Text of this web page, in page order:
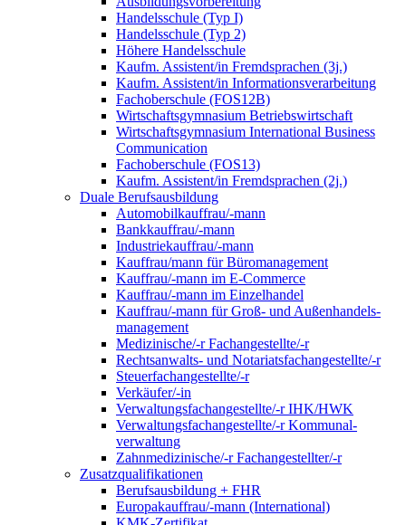
Handelsschule (Typ I)
Handelsschule (Typ 2)
Höhere Handelsschule
Kaufm. Assistent/in­ Fremdsprachen (3j.)
Kaufm. Assistent/in Informationsverarbeitung
Fachoberschule (FOS12B)
Wirtschaftsgymnasium Betriebswirtschaft
Wirtschaftsgymnasium International Business
Communication
Fachoberschule (FOS13)
Kaufm. Assistent/in Fremdsprachen (2j.)
Duale Berufsausbildung
Automobilkauffrau/-mann
Bankkauffrau/-mann
Industriekauffrau/-mann
Kauffrau/mann für Büromanagement
Kauffrau/-mann im E-Commerce
Kauffrau/-mann im Einzelhandel
Kauffrau/-mann für Groß- und Außen­handels­
manage­ment
Medizinische/-r Fachangestellte/-r
Rechtsanwalts- und Notariatsfachangestellte/-r
Steuerfachangestellte/-r
Verkäufer/-in
Verwaltungs­fach­angestellte/-r IHK/HWK
Verwaltungsfach­angestellte/-r Kommunal­
verwaltung
Zahnmedizinische/-r Fachangestellter/-r
Zusatzqualifikationen
Berufsausbildung + FHR
Europakauffrau/-mann (International)